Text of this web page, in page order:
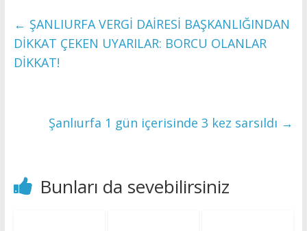
← ŞANLIURFA VERGİ DAİRESİ BAŞKANLIĞINDAN
DİKKAT ÇEKEN UYARILAR: BORCU OLANLAR
DİKKAT!
Şanlıurfa 1 gün içerisinde 3 kez sarsıldı →
Bunları da sevebilirsiniz